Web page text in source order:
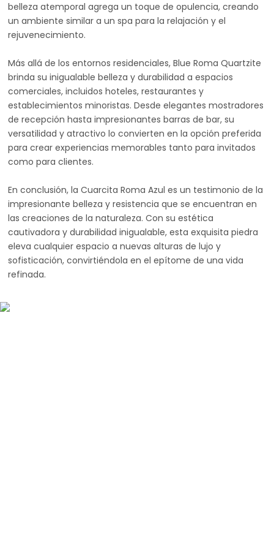
belleza atemporal agrega un toque de opulencia, creando
un ambiente similar a un spa para la relajación y el
rejuvenecimiento.
Más allá de los entornos residenciales, Blue Roma Quartzite
brinda su inigualable belleza y durabilidad a espacios
comerciales, incluidos hoteles, restaurantes y
establecimientos minoristas. Desde elegantes mostradores
de recepción hasta impresionantes barras de bar, su
versatilidad y atractivo lo convierten en la opción preferida
para crear experiencias memorables tanto para invitados
como para clientes.
En conclusión, la Cuarcita Roma Azul es un testimonio de la
impresionante belleza y resistencia que se encuentran en
las creaciones de la naturaleza. Con su estética
cautivadora y durabilidad inigualable, esta exquisita piedra
eleva cualquier espacio a nuevas alturas de lujo y
sofisticación, convirtiéndola en el epítome de una vida
refinada.